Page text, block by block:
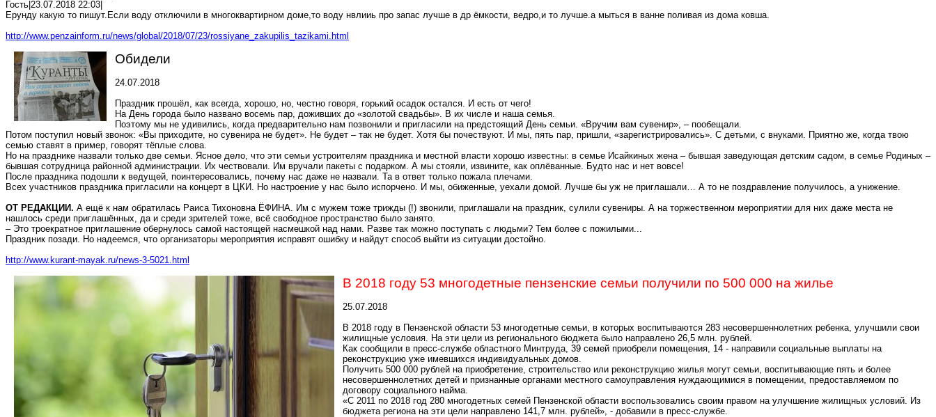
Гость|23.07.2018 22:03|
Ерунду какую то пишут.Если воду отключили в многоквартирном доме,то воду нвлииь про запас лучше в др ёмкости, ведро,и то лучше.амыться в ванне поливая из дома ковша.
http://www.penzainform.ru/news/global/2018/07/23/rossiyane_zakupilis_tazikami.html
Обидели
24.07.2018
Праздник прошёл, как всегда, хорошо, но, честно говоря, горький осадок остался. И есть от чего!
На День города было названо восемь пар, доживших до «золотой свадьбы». В их числе и наша семья.
Поэтому мы не удивились, когда предварительно нам позвонили и пригласили на предстоящий День семьи. «Вручим вам сувенир», – пообещали.
Потом поступил новый звонок: «Вы приходите, но сувенира не будет». Не будет – так не будет. Хотя бы почествуют. И мы, пять пар, пришли, «зарегистрировались». С детьми, с внуками. Приятно же, когда твою
семью ставят в пример, говорят тёплые слова.
Но на празднике назвали только две семьи. Ясное дело, что эти семьи устроителям праздника и местной власти хорошо известны: в семье Исайкиных жена – бывшая заведующая детским садом, в семье Родиных –
бывшая сотрудница районной администрации. Их чествовали. Им вручали пакеты с подарком. А мы стояли, извините, как оплёванные. Будто нас и нет вовсе!
После праздника подошли к ведущей, поинтересовались, почему нас даже не назвали. Та в ответ только пожала плечами.
Всех участников праздника пригласили на концерт в ЦКИ. Но настроение у нас было испорчено. И мы, обиженные, уехали домой. Лучше бы уж не приглашали… А то не поздравление получилось, а унижение.
ОТ РЕДАКЦИИ. А ещё к нам обратилась Раиса Тихоновна ЁФИНА. Им с мужем тоже трижды (!) звонили, приглашали на праздник, сулили сувениры. А на торжественном мероприятии для них даже места не
нашлось среди приглашённых, да и среди зрителей тоже, всё свободное пространство было занято.
– Это троекратное приглашение обернулось самой настоящей насмешкой над нами. Разве так можно поступать с людьми? Тем более с пожилыми...
Праздник позади. Но надеемся, что организаторы мероприятия исправят ошибку и найдут способ выйти из ситуации достойно.
http://www.kurant-mayak.ru/news-3-5021.html
В 2018 году 53 многодетные пензенские семьи получили по 500 000 на жилье
25.07.2018
В 2018 году в Пензенской области 53 многодетные семьи, в которых воспитываются 283 несовершеннолетних ребенка, улучшили свои
жилищные условия. На эти цели из регионального бюджета было направлено 26,5 млн. рублей.
Как сообщили в пресс-службе областного Минтруда, 39 семей приобрели помещения, 14 - направили социальные выплаты на
реконструкцию уже имевшихся индивидуальных домов.
Получить 500 000 рублей на приобретение, строительство или реконструкцию жилья могут семьи, воспитывающие пять и более
несовершеннолетних детей и признанные органами местного самоуправления нуждающимися в помещении, предоставляемом по
договору социального найма.
«С 2011 по 2018 год 280 многодетных семей Пензенской области воспользовались своим правом на улучшение жилищных условий. Из
бюджета региона на эти цели направлено 141,7 млн. рублей», - добавили в пресс-службе.